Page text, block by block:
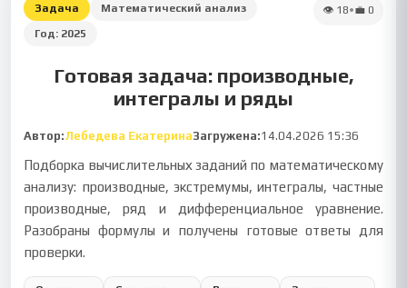
Задача
Математический анализ
Год: 2025
👁 18•💼 0
Готовая задача: производные,
интегралы и ряды
Автор:Лебедева ЕкатеринаЗагружена:14.04.2026 15:36
Подборка вычислительных заданий по математическому
анализу: производные, экстремумы, интегралы, частные
производные, ряд и дифференциальное уравнение.
Разобраны формулы и получены готовые ответы для
проверки.